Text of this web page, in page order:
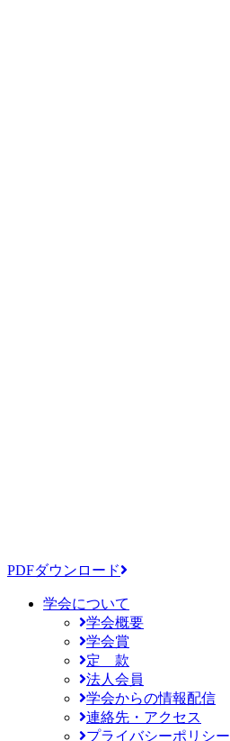
PDFダウンロード
学会について
学会概要
学会賞
定 款
法人会員
学会からの情報配信
連絡先・アクセス
プライバシーポリシー